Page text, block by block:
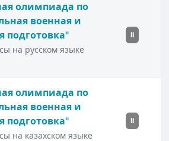
олимпиада по
военная и
подготовка"
на русском языке
II
олимпиада по
военная и
подготовка"
на казахском языке
II